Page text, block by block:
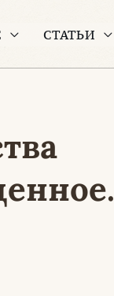
СТАТЬИ